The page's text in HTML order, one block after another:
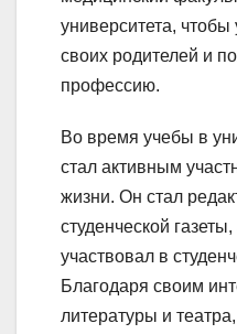
университета,
своих родителей и
профессию.
Во время учебы в
стал активным
жизни. Он стал
студенческой
участвовал в
Благодаря своим
литературы и